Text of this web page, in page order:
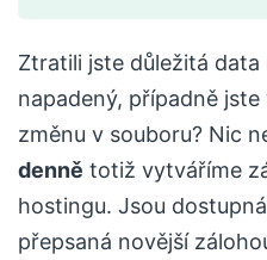
Ztratili jste důležitá data
napadený, případně
změnu v souboru? Nic
denně totiž vytváříme
hostingu. Jsou dostupná
přepsaná novější